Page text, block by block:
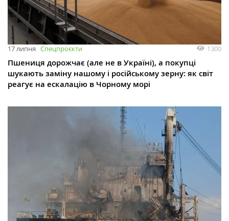
17 липня Спецпроєкти 1300
Пшениця дорожчає (але не в Україні), а покупці
шукають заміну нашому і російському зерну: як світ
реагує на ескалацію в Чорному морі